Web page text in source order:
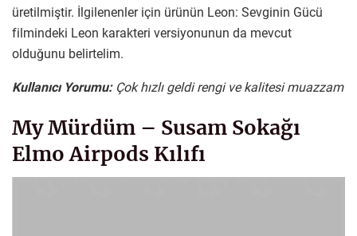
üretilmiştir. İlgilenenler için ürünün Leon: Sevginin Gücü
filmindeki Leon karakteri versiyonunun da mevcut
olduğunu belirtelim.
Kullanıcı Yorumu: Çok hızlı geldi rengi ve kalitesi muazzam
My Mürdüm – Susam Sokağı
Elmo Airpods Kılıfı